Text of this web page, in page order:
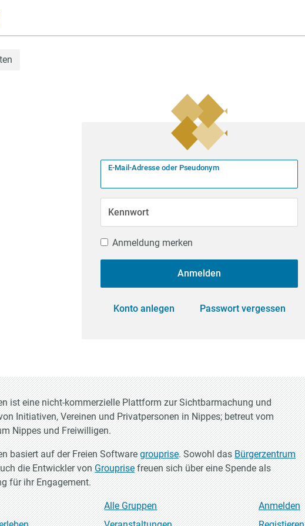
E-Mail-Adresse oder Pseudonym
Kennwort
Anmeldung merken
Anmelden
Konto anlegen Passwort vergessen
ist eine nicht-kommerzielle Plattform zur Sichtbarmachung und
Initiativen, Vereinen und Privatpersonen in Nippes; betreut vom
Nippes und Freiwilligen.
basiert auf der Freien Softwaregrouprise. Sowohl dasBürgerzentrum
die Entwickler vonGrouprisefreuen sich über eine Spende als
für ihr Engagement.
Alle Gruppen
Anmelden